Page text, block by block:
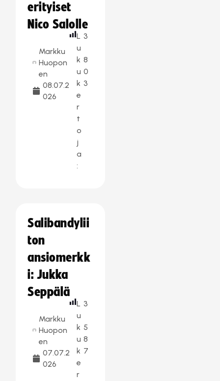
erityiset
Nico Salolle
Markku
Huopon
en
08.07.2
026
L
u
k
u
k
e
r
t
o
j
a
:
3
8
0
3
Salibandylii
ton
ansiomerkk
i: Jukka
Seppälä
Markku
Huopon
en
07.07.2
026
L
u
k
u
k
e
r
3
5
8
7